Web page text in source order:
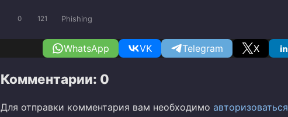
0 121 Phishing
WhatsApp VK Telegram X
Комментарии: 0
Для отправки комментария вам необходимо авторизоваться